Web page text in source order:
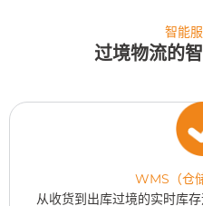
智能
过境物流的
WMS（仓
从收货到出库过境的实时库